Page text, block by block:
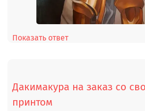
Показать ответ
Дакимакура на заказ со
принтом